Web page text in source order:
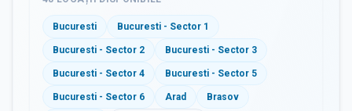
Bucuresti Bucuresti - Sector 1
Bucuresti - Sector 2 Bucuresti - Sector 3
Bucuresti - Sector 4 Bucuresti - Sector 5
Bucuresti - Sector 6 Arad Brasov